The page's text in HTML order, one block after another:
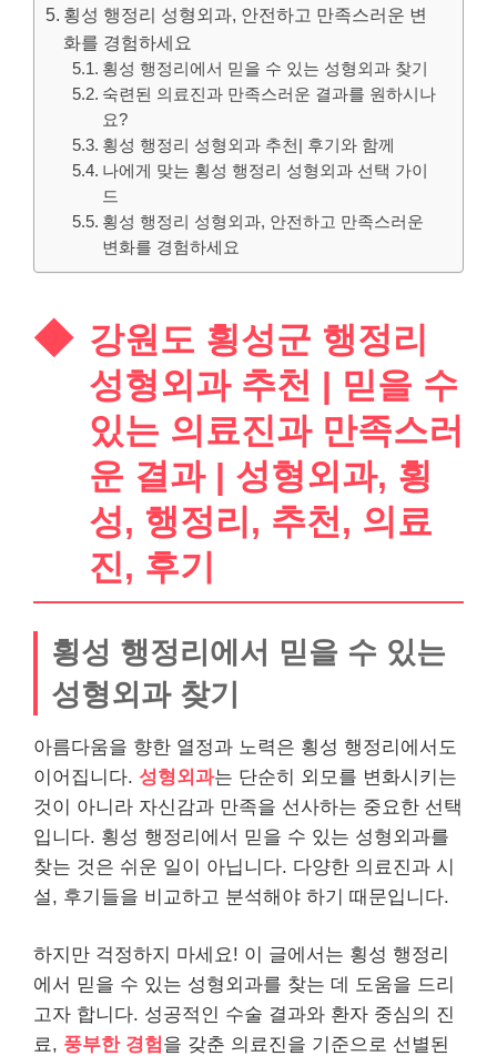
횡성 행정리 성형외과, 안전하고 만족스러운 변
화를 경험하세요
횡성 행정리에서 믿을 수 있는 성형외과 찾기
숙련된 의료진과 만족스러운 결과를 원하시나
요?
횡성 행정리 성형외과 추천| 후기와 함께
나에게 맞는 횡성 행정리 성형외과 선택 가이
드
횡성 행정리 성형외과, 안전하고 만족스러운
변화를 경험하세요
강원도 횡성군 행정리
성형외과 추천 | 믿을 수
있는 의료진과 만족스러
운 결과 | 성형외과, 횡
성, 행정리, 추천, 의료
진, 후기
횡성 행정리에서 믿을 수 있는
성형외과 찾기
아름다움을 향한 열정과 노력은 횡성 행정리에서도
이어집니다. 성형외과는 단순히 외모를 변화시키는
것이 아니라 자신감과 만족을 선사하는 중요한 선택
입니다. 횡성 행정리에서 믿을 수 있는 성형외과를
찾는 것은 쉬운 일이 아닙니다. 다양한 의료진과 시
설, 후기들을 비교하고 분석해야 하기 때문입니다.
하지만 걱정하지 마세요! 이 글에서는 횡성 행정리
에서 믿을 수 있는 성형외과를 찾는 데 도움을 드리
고자 합니다. 성공적인 수술 결과와 환자 중심의 진
료, 풍부한 경험을 갖춘 의료진을 기준으로 선별된